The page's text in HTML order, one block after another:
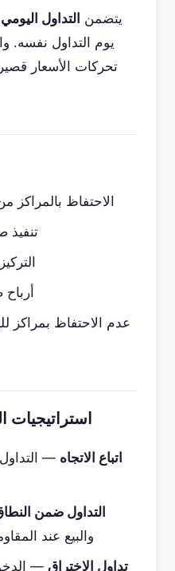
يتضمن التداول اليومي
يوم التداول نفسه.
تحركات الأسعار
⏰ الاحتفاظ
🔄
📊
💰
استراتيجيات
اتباع الاتجاه —
التداول ضمن
والبيع عند
تداول الاختراق —